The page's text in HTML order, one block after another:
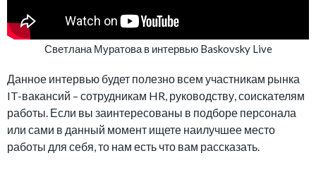
Светлана Муратова в интервью Baskovsky Live
Данное интервью будет полезно всем участникам рынка
IT-вакансий – сотрудникам HR, руководству, соискателям
работы. Если вы заинтересованы в подборе персонала
или сами в данный момент ищете наилучшее место
работы для себя, то нам есть что вам рассказать.